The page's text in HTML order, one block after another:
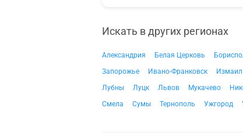
Искать в других регионах
Александрия Белая Церковь
Запорожье
Ивано-Франковск Измаил
Лубны
Луцк Львов Мукачево
Смела
Сумы Тернополь Ужгород